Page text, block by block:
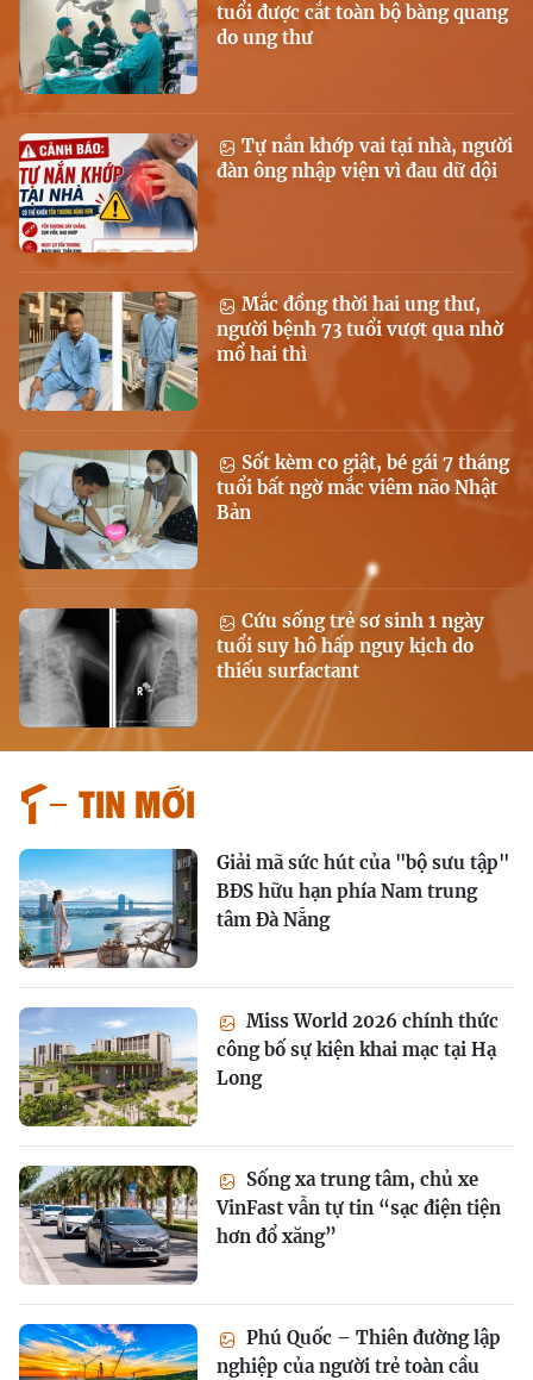
tuổi được cắt toàn bộ bàng quang
do ung thư
Tự nắn khớp vai tại nhà, người
đàn ông nhập viện vì đau dữ dội
Mắc đồng thời hai ung thư,
người bệnh 73 tuổi vượt qua nhờ
mổ hai thì
Sốt kèm co giật, bé gái 7 tháng
tuổi bất ngờ mắc viêm não Nhật
Bản
Cứu sống trẻ sơ sinh 1 ngày
tuổi suy hô hấp nguy kịch do
thiếu surfactant
Tin mới
Giải mã sức hút của "bộ sưu tập"
BĐS hữu hạn phía Nam trung
tâm Đà Nẵng
Miss World 2026 chính thức
công bố sự kiện khai mạc tại Hạ
Long
Sống xa trung tâm, chủ xe
VinFast vẫn tự tin “sạc điện tiện
hơn đổ xăng”
Phú Quốc – Thiên đường lập
nghiệp của người trẻ toàn cầu